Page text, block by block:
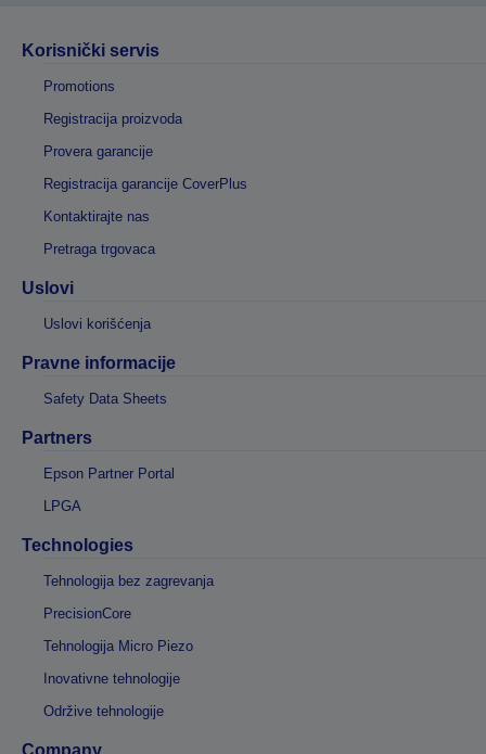
Korisnički servis
Promotions
Registracija proizvoda
Provera garancije
Registracija garancije CoverPlus
Kontaktirajte nas
Pretraga trgovaca
Uslovi
Uslovi korišćenja
Pravne informacije
Safety Data Sheets
Partners
Epson Partner Portal
LPGA
Technologies
Tehnologija bez zagrevanja
PrecisionCore
Tehnologija Micro Piezo
Inovativne tehnologije
Održive tehnologije
Company